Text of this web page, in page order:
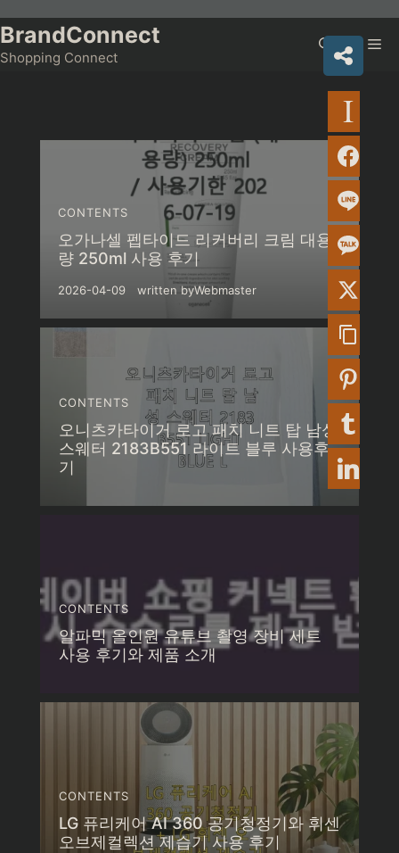
to
content
BrandConnect
Shopping Connect
CONTENTS
오가나셀 펩타이드 리커버리 크림 대용
량 250ml 사용 후기
2026-04-09 written byWebmaster
CONTENTS
오니츠카타이거 로고 패치 니트 탑 남성
스웨터 2183B551 라이트 블루 사용후
기
CONTENTS
알파믹 올인원 유튜브 촬영 장비 세트
사용 후기와 제품 소개
CONTENTS
LG 퓨리케어 AI 360 공기청정기와 휘센
오브제컬렉션 제습기 사용 후기